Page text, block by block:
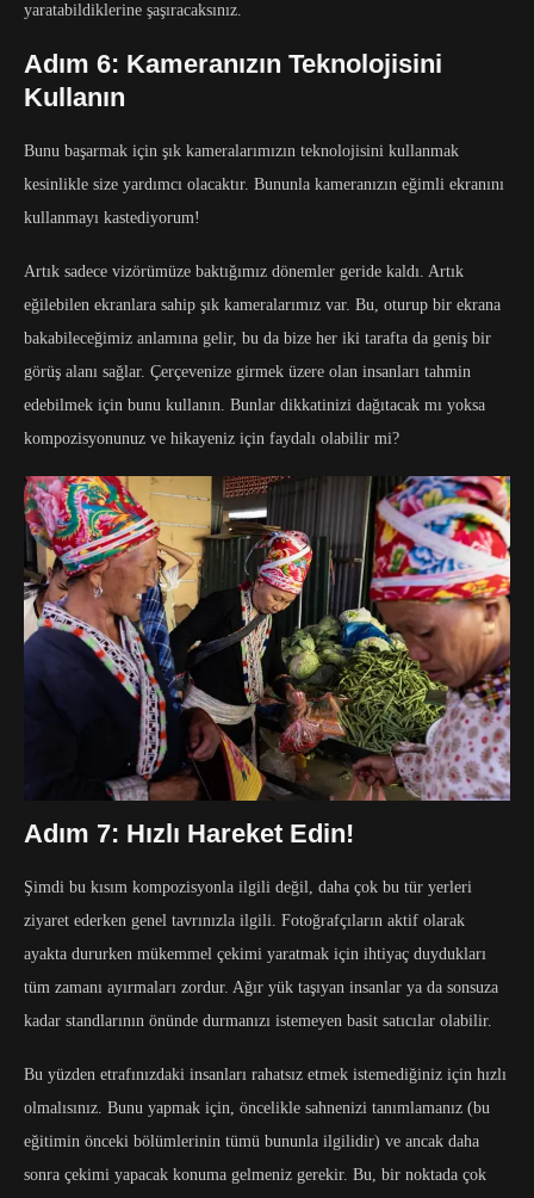
yaratabildiklerine şaşıracaksınız.
Adım 6: Kameranızın Teknolojisini
Kullanın
Bunu başarmak için şık kameralarımızın teknolojisini kullanmak
kesinlikle size yardımcı olacaktır. Bununla kameranızın eğimli ekranını
kullanmayı kastediyorum!
Artık sadece vizörümüze baktığımız dönemler geride kaldı. Artık
eğilebilen ekranlara sahip şık kameralarımız var. Bu, oturup bir ekrana
bakabileceğimiz anlamına gelir, bu da bize her iki tarafta da geniş bir
görüş alanı sağlar. Çerçevenize girmek üzere olan insanları tahmin
edebilmek için bunu kullanın. Bunlar dikkatinizi dağıtacak mı yoksa
kompozisyonunuz ve hikayeniz için faydalı olabilir mi?
Adım 7: Hızlı Hareket Edin!
Şimdi bu kısım kompozisyonla ilgili değil, daha çok bu tür yerleri
ziyaret ederken genel tavrınızla ilgili. Fotoğrafçıların aktif olarak
ayakta dururken mükemmel çekimi yaratmak için ihtiyaç duydukları
tüm zamanı ayırmaları zordur. Ağır yük taşıyan insanlar ya da sonsuza
kadar standlarının önünde durmanızı istemeyen basit satıcılar olabilir.
Bu yüzden etrafınızdaki insanları rahatsız etmek istemediğiniz için hızlı
olmalısınız. Bunu yapmak için, öncelikle sahnenizi tanımlamanız (bu
eğitimin önceki bölümlerinin tümü bununla ilgilidir) ve ancak daha
sonra çekimi yapacak konuma gelmeniz gerekir. Bu, bir noktada çok